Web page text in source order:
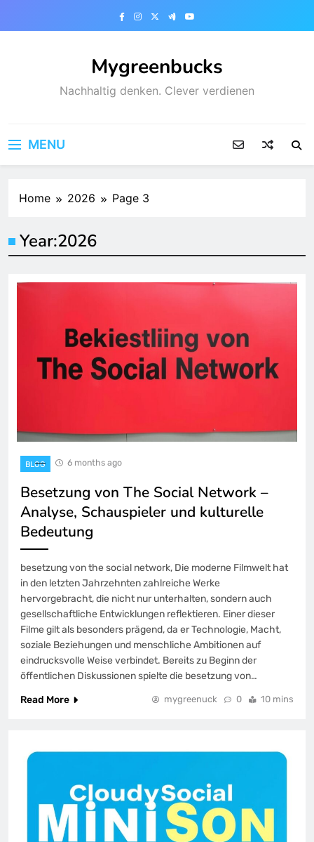
Mygreenbucks
Nachhaltig denken. Clever verdienen
MENU
Home 2026 Page 3
Year:2026
BLOG 6 months ago
Besetzung von The Social Network –
Analyse, Schauspieler und kulturelle
Bedeutung
besetzung von the social network, Die moderne Filmwelt hat
in den letzten Jahrzehnten zahlreiche Werke
hervorgebracht, die nicht nur unterhalten, sondern auch
gesellschaftliche Entwicklungen reflektieren. Einer dieser
Filme gilt als besonders prägend, da er Technologie, Macht,
soziale Beziehungen und menschliche Ambitionen auf
eindrucksvolle Weise verbindet. Bereits zu Beginn der
öffentlichen Diskussionen spielte die besetzung von…
Read More
mygreenuck 0 10 mins